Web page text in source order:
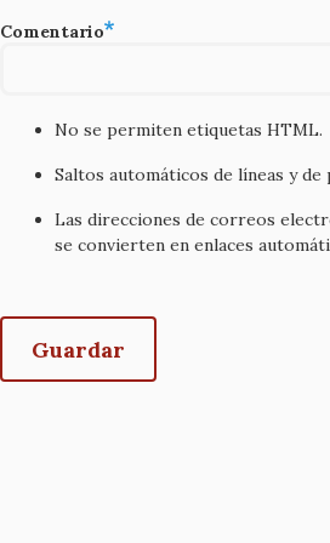
Comentario
No se permiten etiquetas HTML.
Saltos automáticos de líneas y de
Las direcciones de correos
se convierten en enlaces